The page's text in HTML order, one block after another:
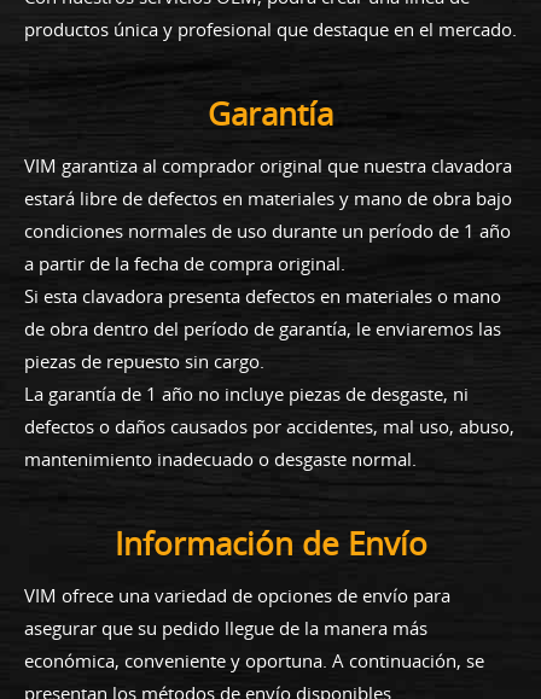
productos única y profesional que destaque en el mercado.
Garantía
VIM garantiza al comprador original que nuestra clavadora
estará libre de defectos en materiales y mano de obra bajo
condiciones normales de uso durante un período de 1 año
a partir de la fecha de compra original.
Si esta clavadora presenta defectos en materiales o mano
de obra dentro del período de garantía, le enviaremos las
piezas de repuesto sin cargo.
La garantía de 1 año no incluye piezas de desgaste, ni
defectos o daños causados por accidentes, mal uso, abuso,
mantenimiento inadecuado o desgaste normal.
Información de Envío
VIM ofrece una variedad de opciones de envío para
asegurar que su pedido llegue de la manera más
económica, conveniente y oportuna. A continuación, se
presentan los métodos de envío disponibles.